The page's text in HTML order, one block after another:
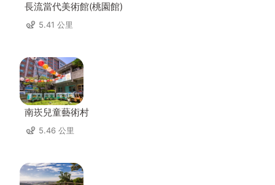
長流當代美術館(桃園館)
5.41 公里
南崁兒童藝術村
5.46 公里